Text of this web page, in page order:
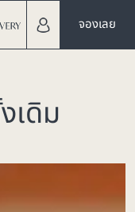
จองเลย
เดิม